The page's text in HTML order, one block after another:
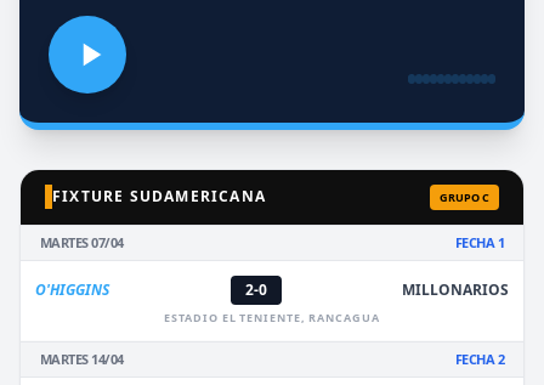
FIXTURE SUDAMERICANA GRUPO C
MARTES 07/04 FECHA 1
O'HIGGINS 2-0 MILLONARIOS
ESTADIO EL TENIENTE, RANCAGUA
MARTES 14/04 FECHA 2